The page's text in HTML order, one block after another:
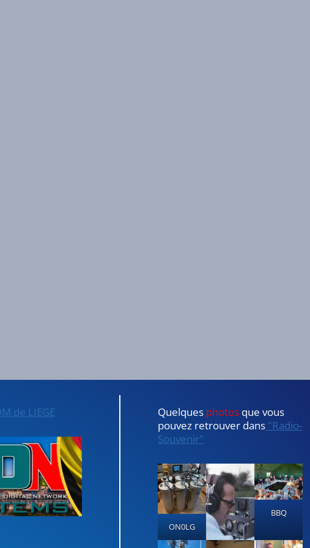
de LIEGE Quelques photos que vous
pouvez retrouver dans "Radio-
Souvenir"
ON0LG
BBQ